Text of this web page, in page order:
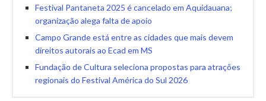
Festival Pantaneta 2025 é cancelado em Aquidauana;
organização alega falta de apoio
Campo Grande está entre as cidades que mais devem
direitos autorais ao Ecad em MS
Fundação de Cultura seleciona propostas para atrações
regionais do Festival América do Sul 2026